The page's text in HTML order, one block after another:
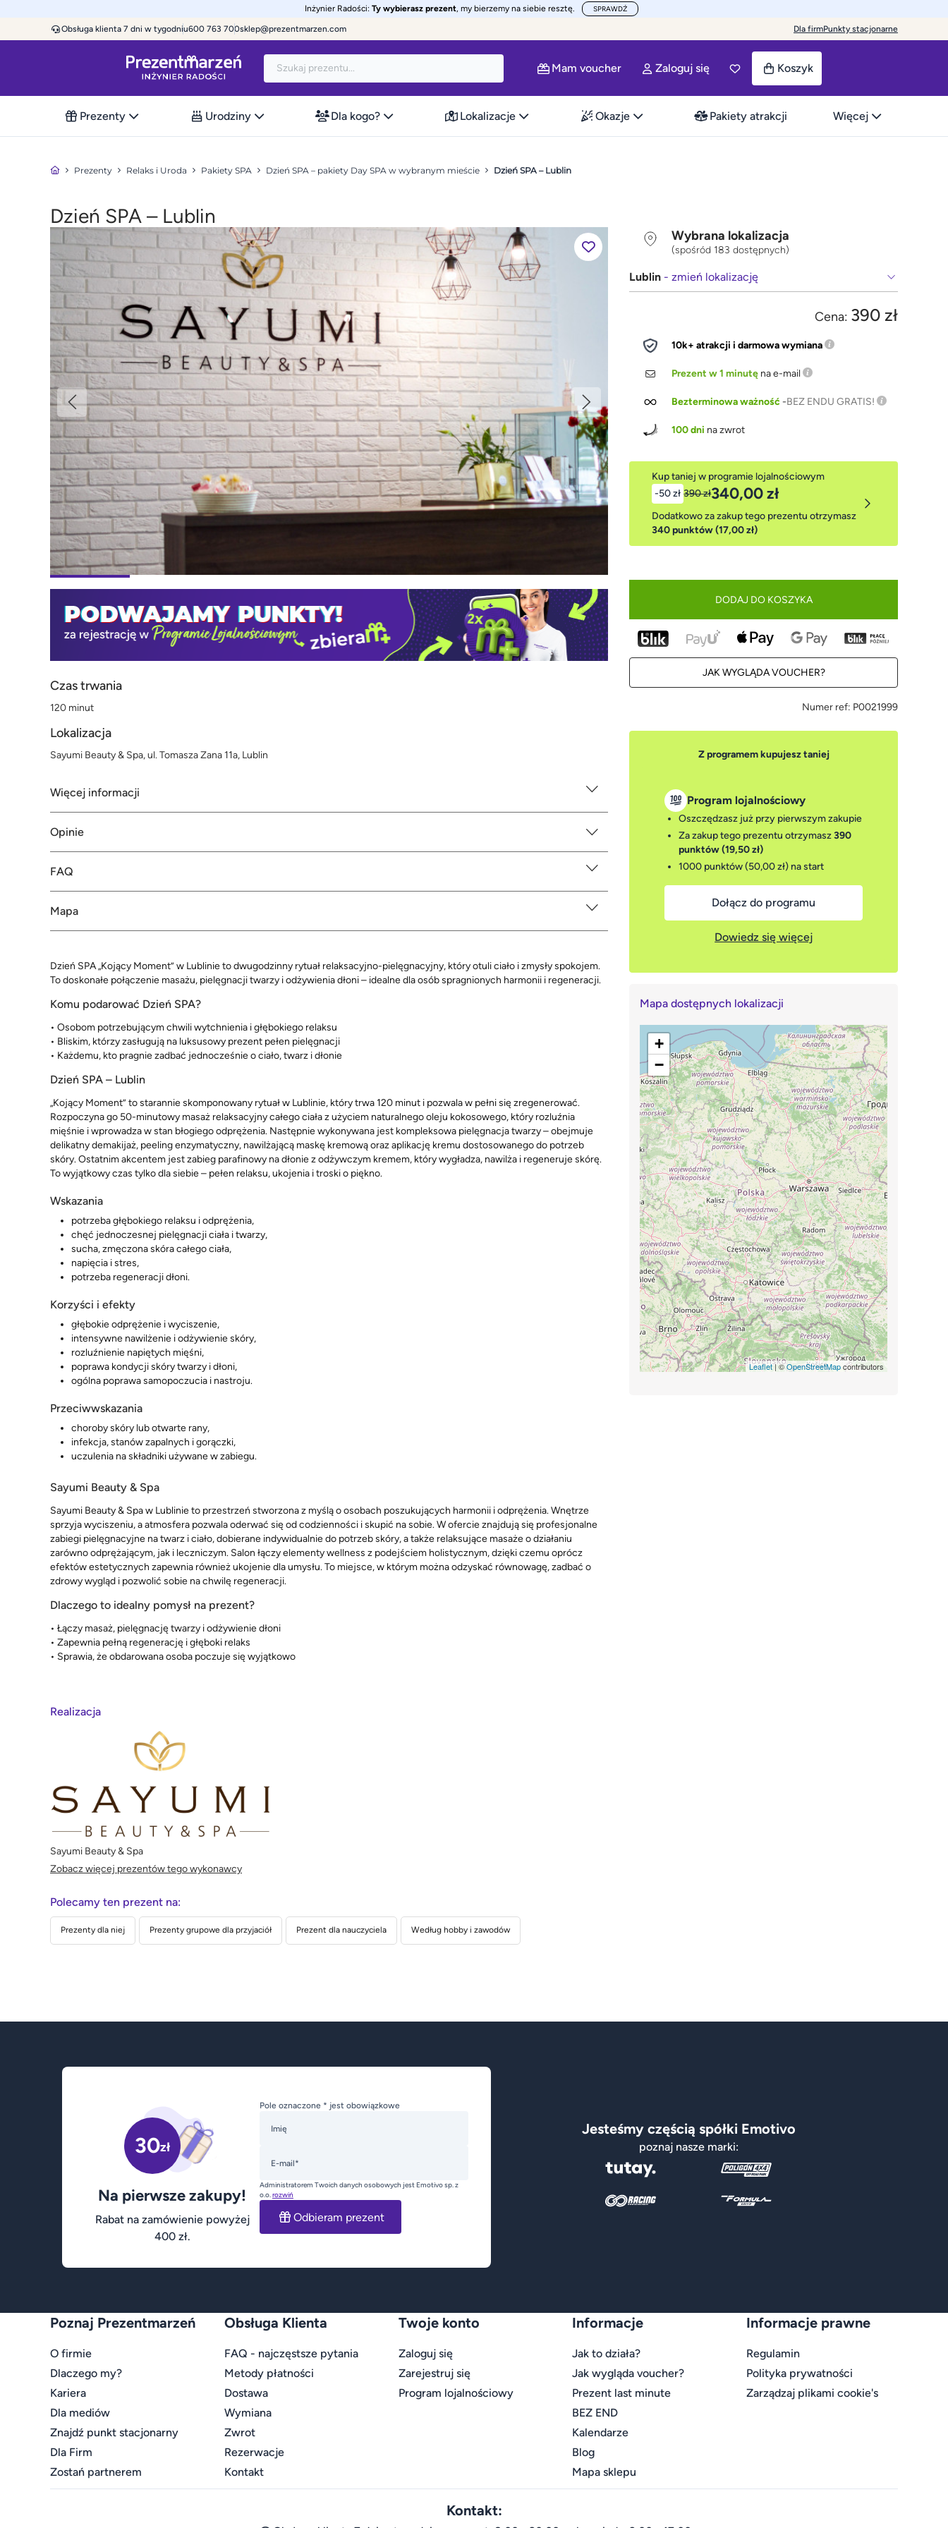
Inżynier Radości: Ty wybierasz prezent, my bierzemy na siebie resztę. SPRAWDŹ
Obsługa klienta 7 dni w tygodniu600 763 700sklep@prezentmarzen.com Dla firmPunkty stacjonarne
Mam voucher Zaloguj się Koszyk
Prezenty Urodziny Dla kogo? Lokalizacje Okazje Pakiety atrakcji Więcej
Prezenty Relaks i Uroda Pakiety SPA Dzień SPA – pakiety Day SPA w wybranym mieście Dzień SPA – Lublin
Dzień SPA – Lublin
Czas trwania
120 minut
Lokalizacja
Sayumi Beauty & Spa, ul. Tomasza Zana 11a, Lublin
Więcej informacji
Opinie
FAQ
Mapa
Dzień SPA „Kojący Moment” w Lublinie to dwugodzinny rytuał relaksacyjno-pielęgnacyjny, który otuli ciało i zmysły spokojem.
To doskonałe połączenie masażu, pielęgnacji twarzy i odżywienia dłoni – idealne dla osób spragnionych harmonii i regeneracji.
Komu podarować Dzień SPA?
• Osobom potrzebującym chwili wytchnienia i głębokiego relaksu
• Bliskim, którzy zasługują na luksusowy prezent pełen pielęgnacji
• Każdemu, kto pragnie zadbać jednocześnie o ciało, twarz i dłonie
Dzień SPA – Lublin
„Kojący Moment” to starannie skomponowany rytuał w Lublinie, który trwa 120 minut i pozwala w pełni się zregenerować.
Rozpoczyna go 50-minutowy masaż relaksacyjny całego ciała z użyciem naturalnego oleju kokosowego, który rozluźnia
mięśnie i wprowadza w stan błogiego odprężenia. Następnie wykonywana jest kompleksowa pielęgnacja twarzy – obejmuje
delikatny demakijaż, peeling enzymatyczny, nawilżającą maskę kremową oraz aplikację kremu dostosowanego do potrzeb
skóry. Ostatnim akcentem jest zabieg parafinowy na dłonie z odżywczym kremem, który wygładza, nawilża i regeneruje skórę.
To wyjątkowy czas tylko dla siebie – pełen relaksu, ukojenia i troski o piękno.
Wskazania
potrzeba głębokiego relaksu i odprężenia,
chęć jednoczesnej pielęgnacji ciała i twarzy,
sucha, zmęczona skóra całego ciała,
napięcia i stres,
potrzeba regeneracji dłoni.
Korzyści i efekty
głębokie odprężenie i wyciszenie,
intensywne nawilżenie i odżywienie skóry,
rozluźnienie napiętych mięśni,
poprawa kondycji skóry twarzy i dłoni,
ogólna poprawa samopoczucia i nastroju.
Przeciwwskazania
choroby skóry lub otwarte rany,
infekcja, stanów zapalnych i gorączki,
uczulenia na składniki używane w zabiegu.
Sayumi Beauty & Spa
Sayumi Beauty & Spa w Lublinie to przestrzeń stworzona z myślą o osobach poszukujących harmonii i odprężenia. Wnętrze
sprzyja wyciszeniu, a atmosfera pozwala oderwać się od codzienności i skupić na sobie. W ofercie znajdują się profesjonalne
zabiegi pielęgnacyjne na twarz i ciało, dobierane indywidualnie do potrzeb skóry, a także relaksujące masaże o działaniu
zarówno odprężającym, jak i leczniczym. Salon łączy elementy wellness z podejściem holistycznym, dzięki czemu oprócz
efektów estetycznych zapewnia również ukojenie dla umysłu. To miejsce, w którym można odzyskać równowagę, zadbać o
zdrowy wygląd i pozwolić sobie na chwilę regeneracji.
Dlaczego to idealny pomysł na prezent?
• Łączy masaż, pielęgnację twarzy i odżywienie dłoni
• Zapewnia pełną regenerację i głęboki relaks
• Sprawia, że obdarowana osoba poczuje się wyjątkowo
Realizacja
Sayumi Beauty & Spa
Zobacz więcej prezentów tego wykonawcy
Polecamy ten prezent na:
Prezenty dla niej Prezenty grupowe dla przyjaciół Prezent dla nauczyciela Według hobby i zawodów
Wybrana lokalizacja
(spośród 183 dostępnych)
Lublin - zmień lokalizację
Cena: 390 zł
10k+ atrakcji i darmowa wymiana
Prezent w 1 minutę na e-mail
Bezterminowa ważność-BEZ ENDU GRATIS!
100 dni na zwrot
Kup taniej w programie lojalnościowym
-50 zł 390 zł340,00 zł
Dodatkowo za zakup tego prezentu otrzymasz
340 punktów (17,00 zł)
DODAJ DO KOSZYKA
JAK WYGLĄDA VOUCHER?
Numer ref: P0021999
Z programem kupujesz taniej
Program lojalnościowy
Oszczędzasz już przy pierwszym zakupie
Za zakup tego prezentu otrzymasz390
punktów (19,50 zł)
1000 punktów (50,00 zł) na start
Dołącz do programu
Dowiedz się więcej
Mapa dostępnych lokalizacji
+
−
Leaflet| ©OpenStreetMapcontributors
30zł
Na pierwsze zakupy!
Rabat na zamówienie powyżej
400 zł.
Pole oznaczone * jest obowiązkowe
Imię
E-mail*
Administratorem Twoich danych osobowych jest Emotivo sp. z
o.o.rozwiń
Odbieram prezent
Jesteśmy częścią spółki Emotivo
poznaj nasze marki:
Poznaj Prezentmarzeń
O firmie
Dlaczego my?
Kariera
Dla mediów
Znajdź punkt stacjonarny
Dla Firm
Zostań partnerem
Obsługa Klienta
FAQ - najczęstsze pytania
Metody płatności
Dostawa
Wymiana
Zwrot
Rezerwacje
Kontakt
Twoje konto
Zaloguj się
Zarejestruj się
Program lojalnościowy
Informacje
Jak to działa?
Jak wygląda voucher?
Prezent last minute
BEZ END
Kalendarze
Blog
Mapa sklepu
Informacje prawne
Regulamin
Polityka prywatności
Zarządzaj plikami cookie's
Kontakt: